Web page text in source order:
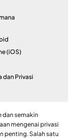
(iOS)
dan Privasi
semakin
mengenai privasi
penting. Salah satu